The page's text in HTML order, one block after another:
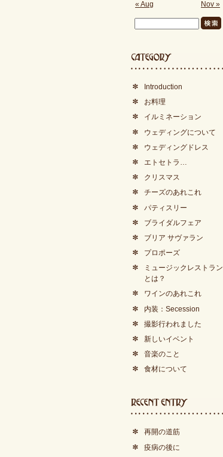
« Aug Nov »
Introduction
お料理
イルミネーション
ウェディングについて
ウェディングドレス
エトセトラ…
クリスマス
チーズのあれこれ
パティスリー
ブライダルフェア
ブリア サヴァラン
プロポーズ
ミュージックレストラン
とは？
ワインのあれこれ
内装：Secession
撮影行われました
新しいイベント
音楽のこと
食材について
再開の道筋
疫病の後に